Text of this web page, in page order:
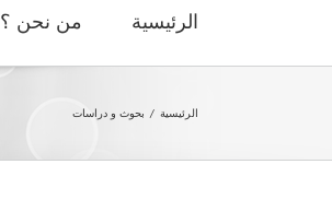
الرئيسية من نحن ؟
الرئيسية / بحوث و دراسات